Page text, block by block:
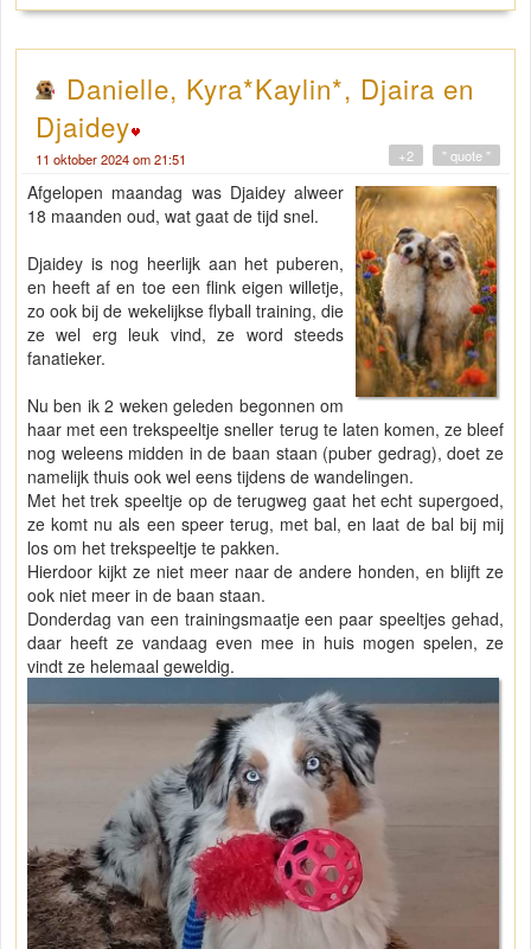
Danielle, Kyra*Kaylin*, Djaira en
Djaidey
11 oktober 2024 om 21:51 " quote "
+2
Afgelopen maandag was Djaidey alweer
18 maanden oud, wat gaat de tijd snel.
Djaidey is nog heerlijk aan het puberen,
en heeft af en toe een flink eigen willetje,
zo ook bij de wekelijkse flyball training, die
ze wel erg leuk vind, ze word steeds
fanatieker.
Nu ben ik 2 weken geleden begonnen om
haar met een trekspeeltje sneller terug te laten komen, ze bleef
nog weleens midden in de baan staan (puber gedrag), doet ze
namelijk thuis ook wel eens tijdens de wandelingen.
Met het trek speeltje op de terugweg gaat het echt supergoed,
ze komt nu als een speer terug, met bal, en laat de bal bij mij
los om het trekspeeltje te pakken.
Hierdoor kijkt ze niet meer naar de andere honden, en blijft ze
ook niet meer in de baan staan.
Donderdag van een trainingsmaatje een paar speeltjes gehad,
daar heeft ze vandaag even mee in huis mogen spelen, ze
vindt ze helemaal geweldig.